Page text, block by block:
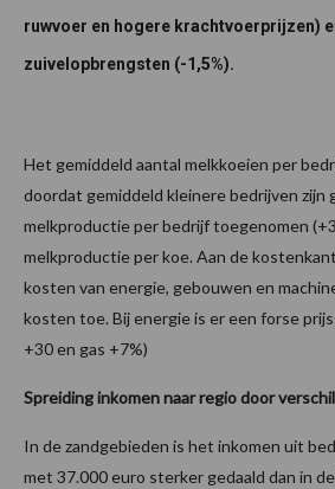
ruwvoer en hogere krachtvoerprijzen)
zuivelopbrengsten (-1,5%).
Het gemiddeld aantal melkkoeien per
doordat gemiddeld kleinere bedrijven zijn
melkproductie per bedrijf toegenomen
melkproductie per koe. Aan de
kosten van energie, gebouwen en
kosten toe. Bij energie is er een forse
+30 en gas +7%)
Spreiding inkomen naar regio door
In de zandgebieden is het inkomen uit
met 37.000 euro sterker gedaald dan in